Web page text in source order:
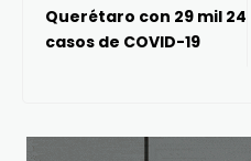
Querétaro con 29 mil 24
casos de COVID-19